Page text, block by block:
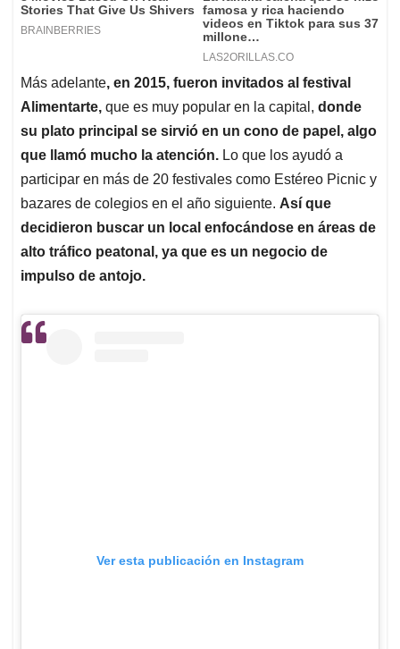
Más adelante, en 2015, fueron invitados al festival
Alimentarte, que es muy popular en la capital, donde
su plato principal se sirvió en un cono de papel, algo
que llamó mucho la atención. Lo que los ayudó a
participar en más de 20 festivales como Estéreo Picnic y
bazares de colegios en el año siguiente. Así que
decidieron buscar un local enfocándose en áreas de
alto tráfico peatonal, ya que es un negocio de
impulso de antojo.
Ver esta publicación en Instagram